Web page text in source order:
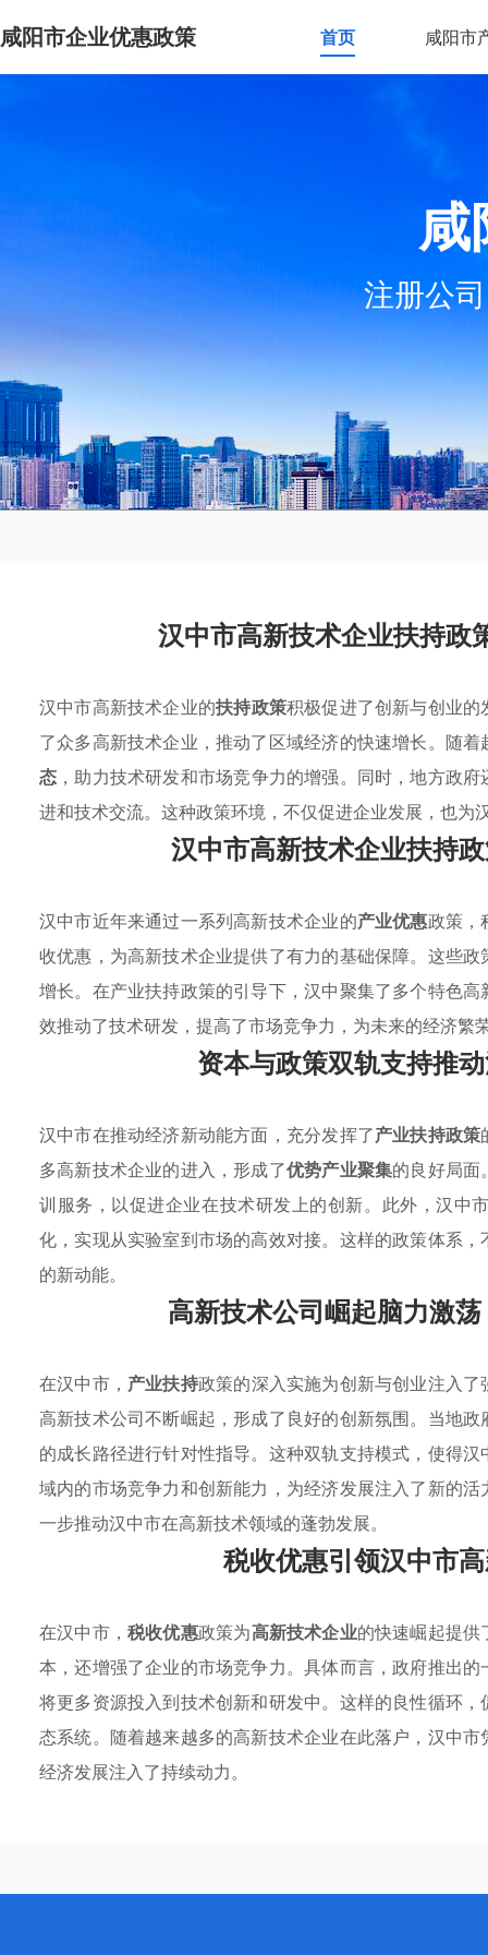
咸阳市企业优惠政策 首页 咸阳市
咸
注册公
汉中市高新技术企业扶持政
汉中市高新技术企业的扶持政策积极促进了创新与创业
了众多高新技术企业，推动了区域经济的快速增长。随
态 ，助力技术研发和市场竞争力的增强。同时，地方政
进和技术交流。这种政策环境，不仅促进企业发展，也为
汉中市高新技术企业扶持
汉中市近年来通过一系列高新技术企业的产业优惠政策，
收优惠，为高新技术企业提供了有力的基础保障。这些
增长。在产业扶持政策的引导下，汉中聚集了多个特色
效推动了技术研发，提高了市场竞争力，为未来的经济繁
资本与政策双轨支持推
汉中市在推动经济新动能方面，充分发挥了产业扶持政策
多高新技术企业的进入，形成了优势产业聚集的良好局面
训服务，以促进企业在技术研发上的创新。此外，汉中
化，实现从实验室到市场的高效对接。这样的政策体系
的新动能。
高新技术公司崛起脑力激
在汉中市， 产业扶持政策的深入实施为创新与创业注入
高新技术公司不断崛起，形成了良好的创新氛围。当地政
的成长路径进行针对性指导。这种双轨支持模式，使得
域内的市场竞争力和创新能力，为经济发展注入了新的
一步推动汉中市在高新技术领域的蓬勃发展。
税收优惠引领汉中市
在汉中市，税收优惠政策为高新技术企业的快速崛起提供
本，还增强了企业的市场竞争力。具体而言，政府推出
将更多资源投入到技术创新和研发中。这样的良性循环，
态系统。随着越来越多的高新技术企业在此落户，汉中
经济发展注入了持续动力。